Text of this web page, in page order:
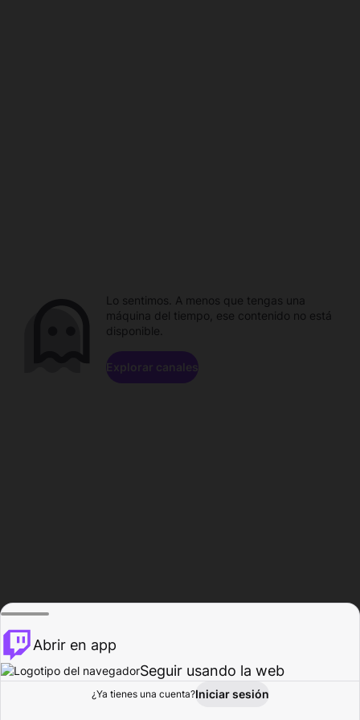
Explorar Actividad
Lo sentimos. A menos que tengas una
máquina del tiempo, ese contenido no está
disponible.
Explorar canales
Abrir en app
Seguir usando la web
¿Ya tienes una cuenta?Iniciar sesión